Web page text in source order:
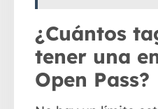
¿Cuántos
tener una
Open Pass?